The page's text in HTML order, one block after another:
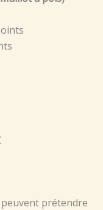
prétendre